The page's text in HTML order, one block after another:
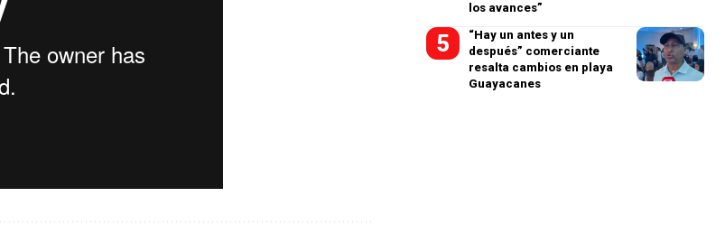
los avances”
“Hay un antes y un
después” comerciante
resalta cambios en playa
Guayacanes